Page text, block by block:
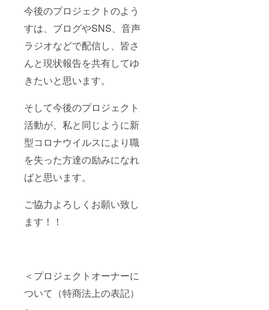
今後のプロジェクトのよう
すは、ブログやSNS、音声
ラジオなどで配信し、皆さ
んと現状報告を共有してゆ
きたいと思います。
そして今後のプロジェクト
活動が、私と同じように新
型コロナウイルスにより職
を失った方達の励みになれ
ばと思います。
ご協力よろしくお願い致し
ます！！
＜プロジェクトオーナーに
ついて（特商法上の表記）